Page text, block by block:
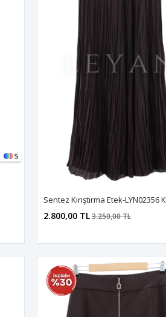
5
Sentez Kırıştırma Etek-LYN02356
2.800,00 TL3.250,00 TL